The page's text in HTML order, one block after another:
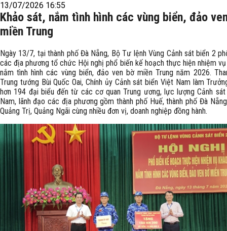
13/07/2026 16:55
Khảo sát, nắm tình hình các vùng biển, đảo
miền Trung
Ngày 13/7, tại thành phố Đà Nẵng, Bộ Tư lệnh Vùng Cảnh sát biển 2
các địa phương tổ chức Hội nghị phổ biến kế hoạch thực hiện nhiệm
nắm tình hình các vùng biển, đảo ven bờ miền Trung năm 2026.
Trung tướng Bùi Quốc Oai, Chính ủy Cảnh sát biển Việt Nam làm
hơn 194 đại biểu đến từ các cơ quan Trung ương, lực lượng Cảnh
Nam, lãnh đạo các địa phương gồm thành phố Huế, thành phố Đà
Quảng Trị, Quảng Ngãi cùng nhiều đơn vị, doanh nghiệp đồng hành.